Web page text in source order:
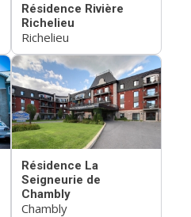
Résidence Rivière
Richelieu
Richelieu
Résidence La
Seigneurie de
Chambly
Chambly